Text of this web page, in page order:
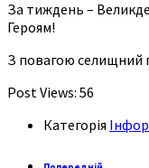
За тиждень –
Героям!
З повагою
Post Views: 56
Категорія